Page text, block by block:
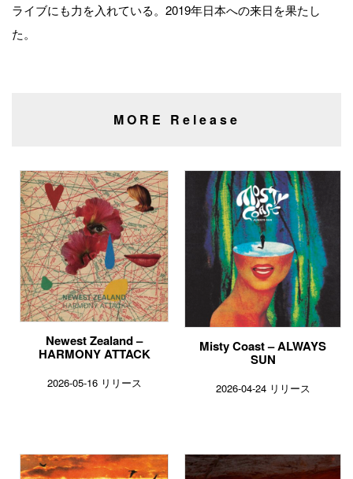
ライブにも力を入れている。2019年日本への来日を果たし
た。
MORE Release
Newest Zealand –
HARMONY ATTACK
2026-05-16 リリース
Misty Coast – ALWAYS
SUN
2026-04-24 リリース